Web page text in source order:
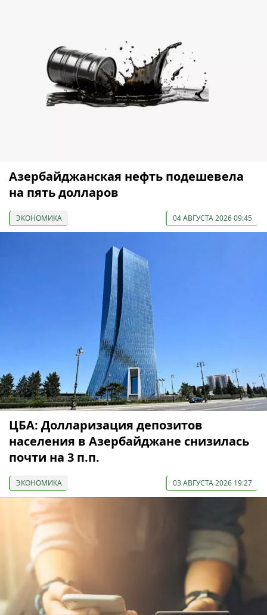
Азербайджанская нефть подешевела
на пять долларов
ЭКОНОМИКА 04 АВГУСТА 2026 09:45
ЦБА: Долларизация депозитов
населения в Азербайджане снизилась
почти на 3 п.п.
ЭКОНОМИКА 03 АВГУСТА 2026 19:27